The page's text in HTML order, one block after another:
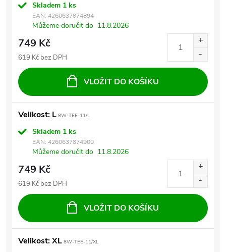
Skladem 1 ks
EAN: 4260637874894
Můžeme doručit do 11.8.2026
749 Kč
619 Kč bez DPH
VLOŽIT DO KOŠÍKU
Velikost: L 8W-TEE-11/L
Skladem 1 ks
EAN: 4260637874900
Můžeme doručit do 11.8.2026
749 Kč
619 Kč bez DPH
VLOŽIT DO KOŠÍKU
Velikost: XL 8W-TEE-11/XL